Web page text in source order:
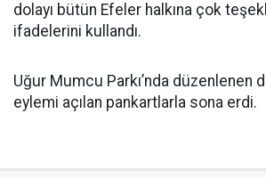
dolayı bütün Efeler halkına çok
ifadelerini kullandı.
Uğur Mumcu Parkı’nda düzenlenen
eylemi açılan pankartlarla sona erdi.